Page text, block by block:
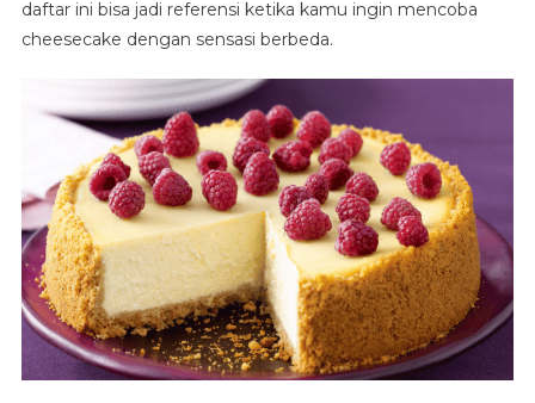
daftar ini bisa jadi referensi ketika kamu ingin mencoba
cheesecake dengan sensasi berbeda.